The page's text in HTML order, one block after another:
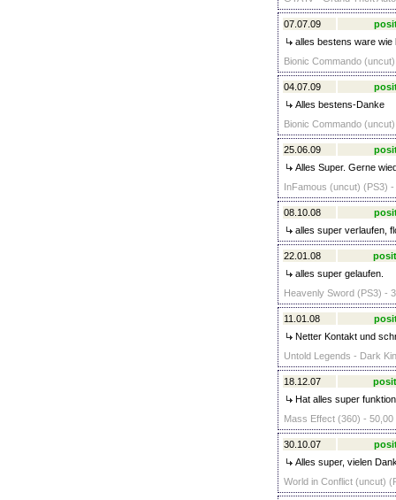
07.07.09
alles bestens ware
Bionic Commando
04.07.09
Alles bestens-Danke
Bionic Commando
25.06.09
Alles Super. Gerne
InFamous (uncut) (PS3) -
08.10.08
alles super verlaufen,
22.01.08
alles super gelaufen.
Heavenly Sword (PS3) -
11.01.08
Netter Kontakt und
Untold Legends - Dark
18.12.07
Hat alles super
Mass Effect (360) - 50,00
30.10.07
Alles super, vielen
World in Conflict (uncut)